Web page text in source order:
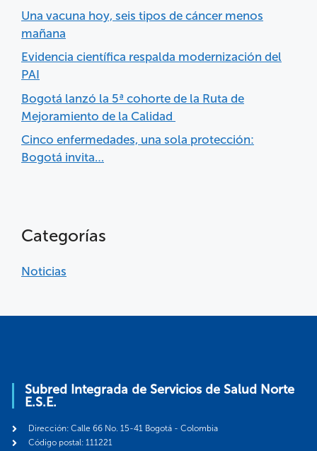
Una vacuna hoy, seis tipos de cáncer menos
mañana
Evidencia científica respalda modernización del
PAI
Bogotá lanzó la 5ª cohorte de la Ruta de
Mejoramiento de la Calidad
Cinco enfermedades, una sola protección:
Bogotá invita…
Categorías
Noticias
Subred Integrada de Servicios de Salud Norte
E.S.E.
Dirección: Calle 66 No. 15-41 Bogotá - Colombia
Código postal: 111221